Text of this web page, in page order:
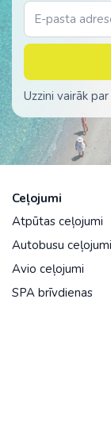
Uzzini vairāk par
Ceļojumi
Atpūtas ceļojumi
Autobusu ceļojumi
Avio ceļojumi
SPA brīvdienas